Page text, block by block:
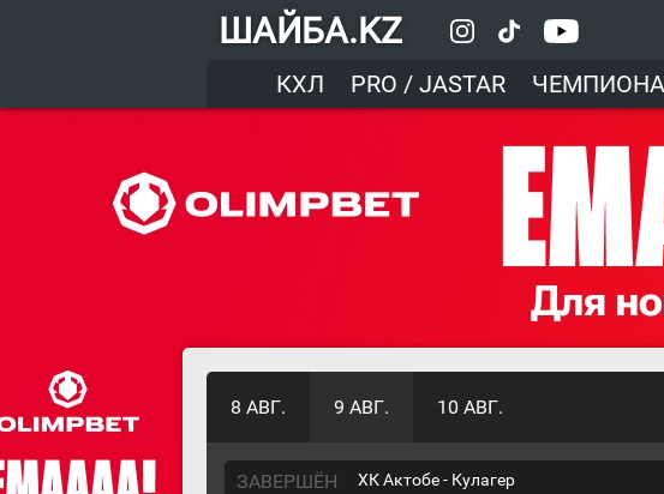
ШАЙБА.KZ
КХЛ
PRO / JASTAR
8 АВГ. 9 АВГ. 10 АВГ.
ЗАВЕРШЁН ХК Актобе - Кулагер